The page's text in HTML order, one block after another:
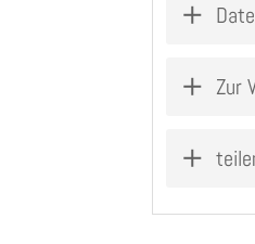
Zur